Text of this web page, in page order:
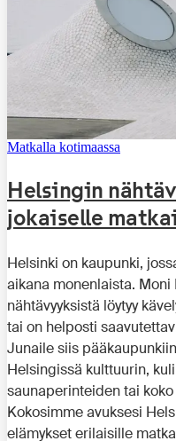
Matkalla kotimaassa
Helsingin
jokaiselle
Helsinki on kaupunki,
aikana monenlaista.
nähtävyyksistä löytyy
tai on helposti
Junaile siis
Helsingissä kulttuurin,
saunaperinteiden tai
Kokosimme avuksesi
elämykset erilaisille